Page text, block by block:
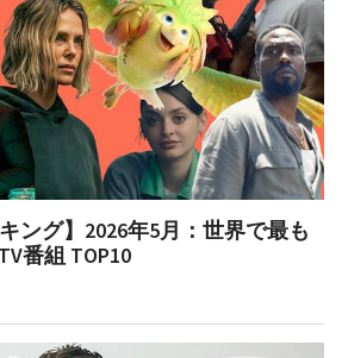
ング】2026年5月：世界で最も
番組 TOP10